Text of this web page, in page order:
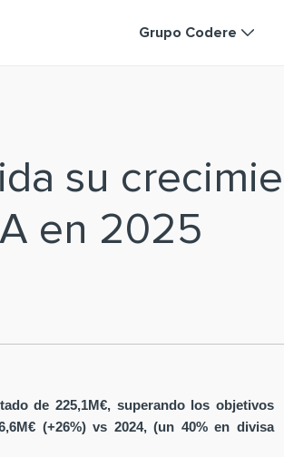
Grupo Codere
su
en 2025
de 225,1M€, superando los objetivos
(+26%) vs 2024, (un 40% en divisa